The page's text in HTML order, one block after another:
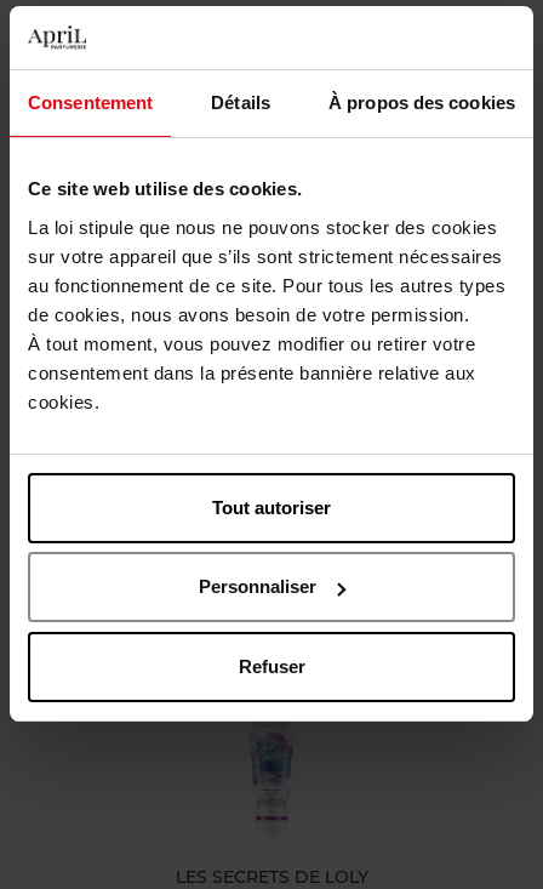
Consentement Détails À propos des cookies
Ce site web utilise des cookies.
La loi stipule que nous ne pouvons stocker des cookies
sur votre appareil que s’ils sont strictement nécessaires
au fonctionnement de ce site. Pour tous les autres types
de cookies, nous avons besoin de votre permission.
À tout moment, vous pouvez modifier ou retirer votre
consentement dans la présente bannière relative aux
cookies.
Tout autoriser
Personnaliser
Refuser
Livraison gratuite à partir de 50€
Retour gratuit dans votre magasin
Description
Caractéristiques
Oublié quelque chose ?
LES SECRETS DE LOLY